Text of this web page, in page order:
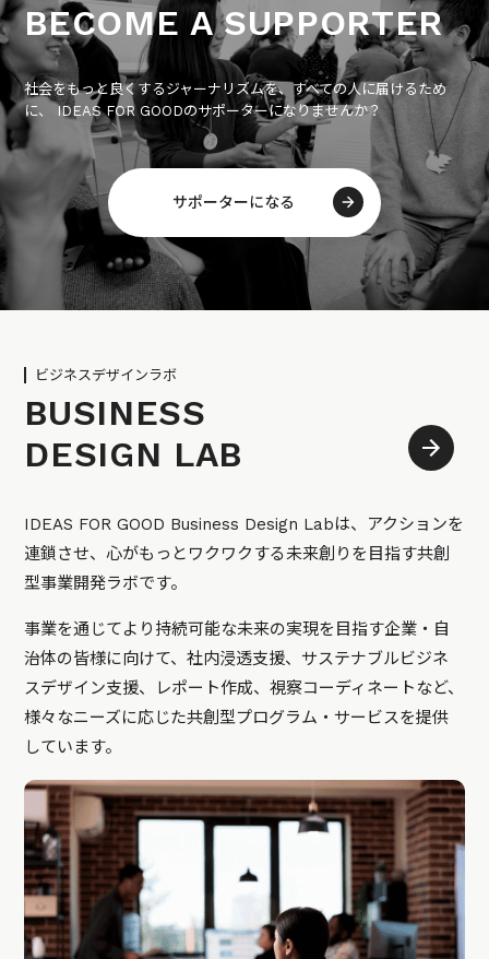
BECOME A SUPPORTER
社会をもっと良くするジャーナリズムを、すべての人に届けるため
に、 IDEAS FOR GOODのサポーターになりませんか？
サポーターになる
ビジネスデザインラボ
BUSINESS
DESIGN LAB
IDEAS FOR GOOD Business Design Labは、アクションを
連鎖させ、心がもっとワクワクする未来創りを目指す共創
型事業開発ラボです。
事業を通じてより持続可能な未来の実現を目指す企業・自
治体の皆様に向けて、社内浸透支援、サステナブルビジネ
スデザイン支援、レポート作成、視察コーディネートなど、
様々なニーズに応じた共創型プログラム・サービスを提供
しています。